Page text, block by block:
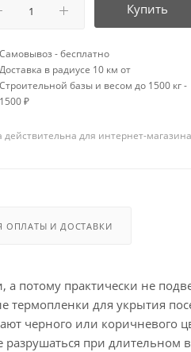
Купить
Самовывоз - бесплатно
Доставка в радиусе 10 км от
Строительной базы и весом до 1500 кг -
1500 ₽
действительна для интернет-
ОПЛАТЫ И ДОСТАВКИ
практически не
для укрытия
черного или коричневого
при